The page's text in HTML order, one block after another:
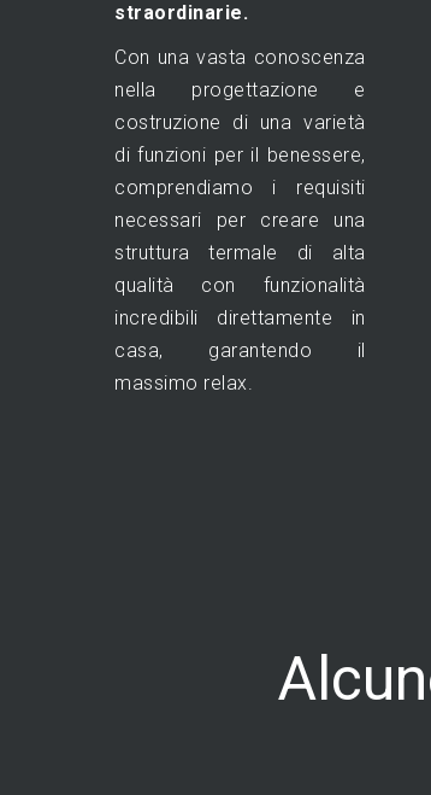
straordinarie.
Con una vasta conoscenza
nella progettazione e
costruzione di una varietà
di funzioni per il benessere,
comprendiamo i requisiti
necessari per creare una
struttura termale di alta
qualità con funzionalità
incredibili direttamente in
casa, garantendo il
massimo relax.